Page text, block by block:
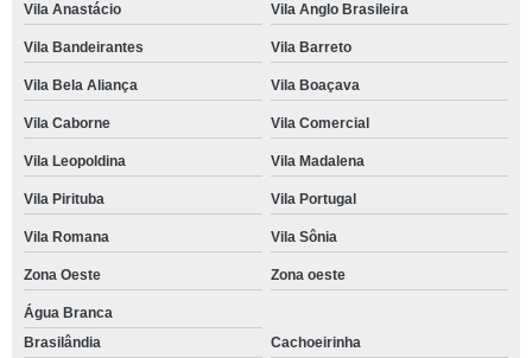
Vila Anastácio Vila Anglo Brasileira
Vila Bandeirantes Vila Barreto
Vila Bela Aliança Vila Boaçava
Vila Caborne Vila Comercial
Vila Leopoldina Vila Madalena
Vila Pirituba Vila Portugal
Vila Romana Vila Sônia
Zona Oeste Zona oeste
Água Branca
Brasilândia
Cachoeirinha